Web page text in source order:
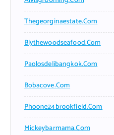
Thegeorginaestate.com
Blythewoodseafood.com
Paolosdelibangkok.com
Bobacove.com
Phoone24brookfield.com
Mickeybarmama.com